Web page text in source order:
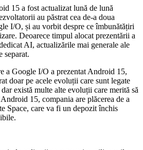
15 a fost actualizat lună de lună
au păstrat cea de-a doua
I/O, și au vorbit despre ce îmbunătățiri
Deoarece timpul alocat prezentării a
AI, actualizările mai generale ale
separat.
a Google I/O a prezentat Android 15,
doar pe acele evoluții care sunt legate
există multe alte evoluții care merită să
15, compania are plăcerea de a
Space, care va fi un depozit închis